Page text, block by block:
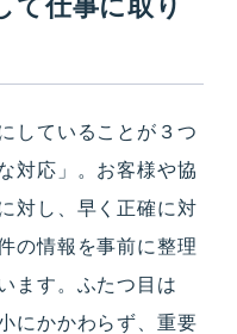
て仕事に取り
していることが３つ
対応」。お客様や協
対し、早く正確に対
の情報を事前に整理
ます。ふたつ目は
にかかわらず、重要